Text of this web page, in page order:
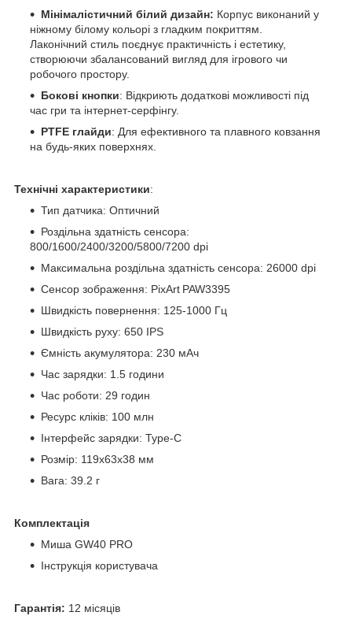
Мінімалістичний білий дизайн: Корпус виконаний у
ніжному білому кольорі з гладким покриттям.
Лаконічний стиль поєднує практичність і естетику,
створюючи збалансований вигляд для ігрового чи
робочого простору.
Бокові кнопки: Відкриють додаткові можливості під
час гри та інтернет-серфінгу.
PTFE глайди: Для ефективного та плавного ковзання
на будь-яких поверхнях.
Технічні характеристики:
Тип датчика: Оптичний
Роздільна здатність сенсора:
800/1600/2400/3200/5800/7200 dpi
Максимальна роздільна здатність сенсора: 26000 dpi
Сенсор зображення: PixArt PAW3395
Швидкість повернення: 125-1000 Гц
Швидкість руху: 650 IPS
Ємність акумулятора: 230 мАч
Час зарядки: 1.5 години
Час роботи: 29 годин
Ресурс кліків: 100 млн
Інтерфейс зарядки: Type-C
Розмір: 119х63х38 мм
Вага: 39.2 г
Комплектація
Миша GW40 PRO
Інструкція користувача
Гарантія: 12 місяців